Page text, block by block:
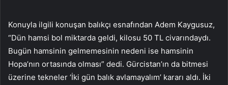
Konuyla ilgili konuşan balıkçı esnafından Adem Kaygusuz,
“Dün hamsi bol miktarda geldi, kilosu 50 TL civarındaydı.
Bugün hamsinin gelmemesinin nedeni ise hamsinin
Hopa’nın ortasında olması” dedi. Gürcistan’ın da bitmesi
üzerine tekneler ‘İki gün balık avlamayalım’ kararı aldı. İki